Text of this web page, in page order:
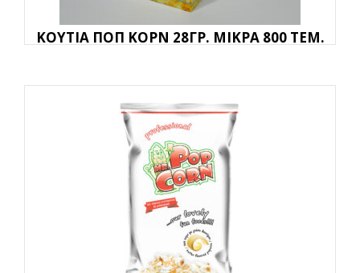
ΚΟΥΤΙΑ ΠΟΠ ΚΟΡΝ 28ΓΡ. ΜΙΚΡΑ 800 ΤΕΜ.